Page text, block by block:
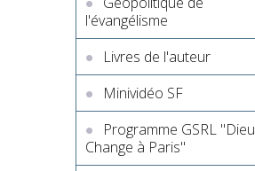
l'évangélisme
Livres de l'auteur
Minividéo SF
Programme GSRL "Dieu
Change à Paris"